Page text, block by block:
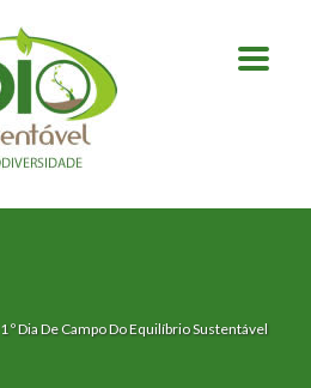
1 º Dia De Campo Do Equilíbrio Sustentável